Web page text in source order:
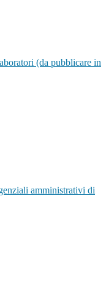
(da pubblicare in
amministrativi di